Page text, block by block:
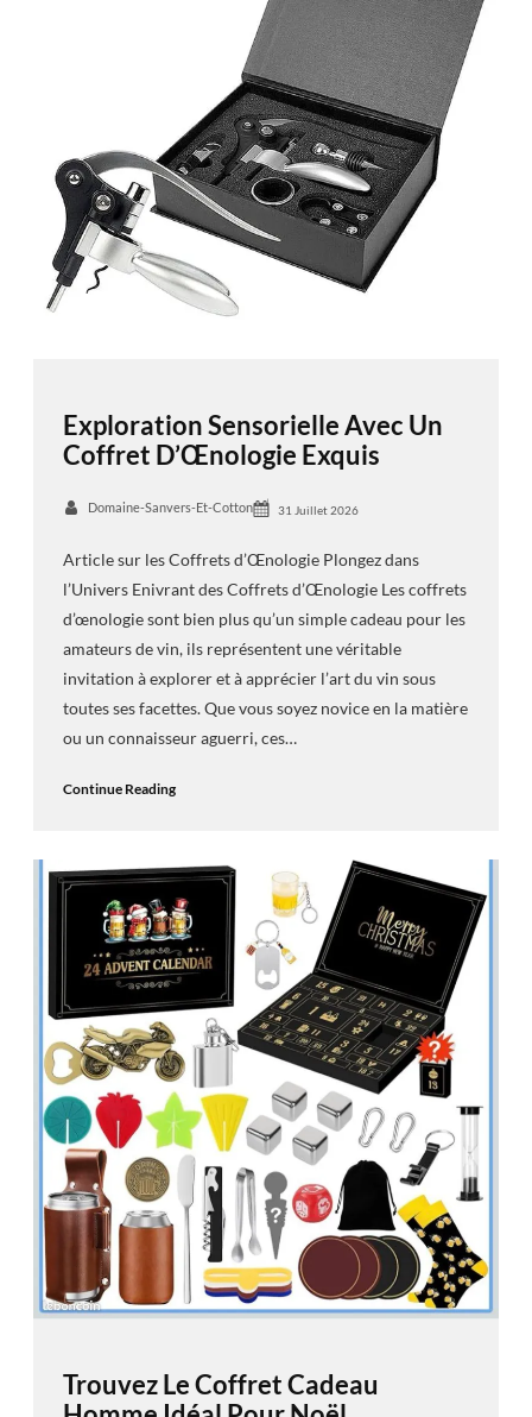
Exploration Sensorielle Avec Un
Coffret D’Œnologie Exquis
Domaine-Sanvers-Et-Cotton 31 Juillet 2026
Article sur les Coffrets d’Œnologie Plongez dans
l’Univers Enivrant des Coffrets d’Œnologie Les coffrets
d’œnologie sont bien plus qu’un simple cadeau pour les
amateurs de vin, ils représentent une véritable
invitation à explorer et à apprécier l’art du vin sous
toutes ses facettes. Que vous soyez novice en la matière
ou un connaisseur aguerri, ces…
Continue Reading
Trouvez Le Coffret Cadeau